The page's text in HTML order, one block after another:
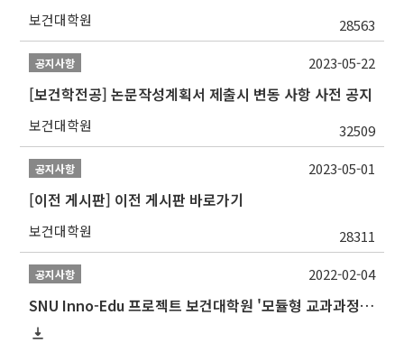
보건대학원 28563
공지사항
[보건학전공] 논문작성계획서 제출시 변동 사항 사전 공지
보건대학원 32509
2023-05-22
공지사항
[이전 게시판] 이전 게시판 바로가기
보건대학원 28311
2023-05-01
공지사항
SNU Inno-Edu 프로젝트 보건대학원 '모듈형 교과과정' 안내(revised 2022/2/28)
2022-02-04